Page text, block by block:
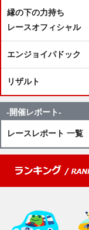
縁の下の力持ち
レースオフィシャル
エンジョイパドック
リザルト
-開催レポート-
レースレポート 一覧